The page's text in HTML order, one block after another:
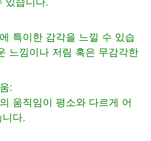
특이한 감각을 느낄 수 있습
느낌이나 저림 혹은 무감각한
:
움직임이 평소와 다르게 어
다.